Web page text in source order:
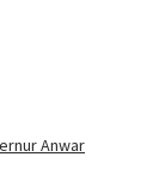
Anwar